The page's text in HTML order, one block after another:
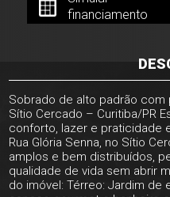
financiamento
Sobrado de alto padrão
Sítio Cercado – Curitiba/PR
conforto, lazer e praticidade
Rua Glória Senna, no Sítio
amplos e bem distribuídos,
qualidade de vida sem abrir
do imóvel: Térreo: Jardim de